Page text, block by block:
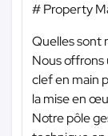
# Property
Quelles sont
Nous
clef en main
la mise en
Notre pôle